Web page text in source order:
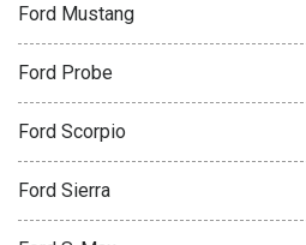
Ford Mustang
Ford Probe
Ford Scorpio
Ford Sierra